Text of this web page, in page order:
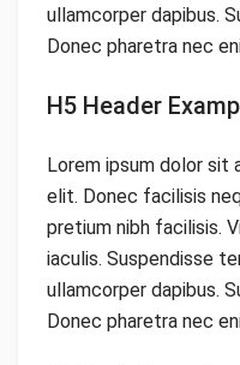
ullamcorper dapibus.
Donec pharetra nec
H5 Header
Lorem ipsum dolor sit
elit. Donec facilisis
pretium nibh facilisis.
iaculis. Suspendisse
ullamcorper dapibus.
Donec pharetra nec